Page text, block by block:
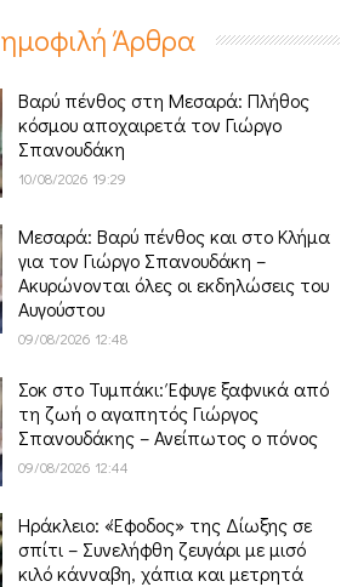
ημοφιλή Άρθρα
Βαρύ πένθος στη Μεσαρά: Πλήθος
κόσμου αποχαιρετά τον Γιώργο
Σπανουδάκη
10/08/2026 19:29
Μεσαρά: Βαρύ πένθος και στο Κλήμα
για τον Γιώργο Σπανουδάκη –
Ακυρώνονται όλες οι εκδηλώσεις του
Αυγούστου
09/08/2026 12:48
Σοκ στο Τυμπάκι: Έφυγε ξαφνικά από
τη ζωή ο αγαπητός Γιώργος
Σπανουδάκης – Ανείπωτος ο πόνος
09/08/2026 12:44
Ηράκλειο: «Έφοδος» της Δίωξης σε
σπίτι – Συνελήφθη ζευγάρι με μισό
κιλό κάνναβη, χάπια και μετρητά